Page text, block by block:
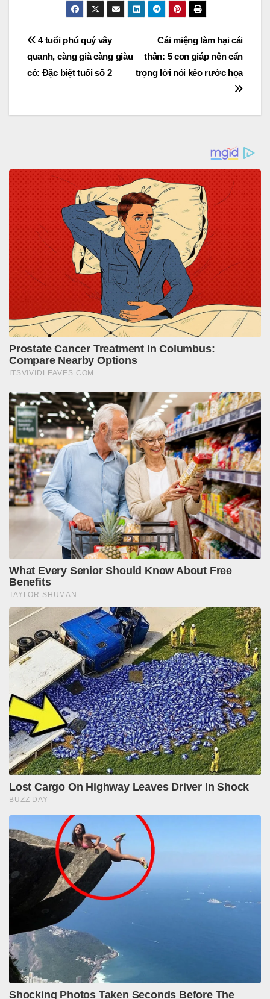
Post
navigation
Cái miệng làm hại cái
thân: 5 con giáp nên cẩn
trọng lời nói kẻo rước họa
4 tuổi phú quý vây
quanh, càng già càng giàu
có: Đặc biệt tuổi số 2